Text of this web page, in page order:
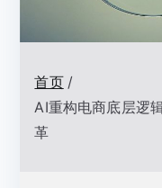
首页
AI重构电商底层逻
革